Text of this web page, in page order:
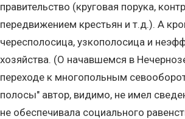
правительство (круговая порука,
передвижением крестьян и т.д.). А
чересполосица, узкополосица и
хозяйства. (О начавшемся в
переходе к многопольным
полосы" автор, видимо, не имел
не обеспечивала социального